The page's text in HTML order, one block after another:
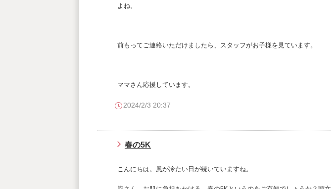
よね。
前もってご連絡いただけましたら、スタッフがお子様を見ています。
ママさん応援しています。
2024/2/3 20:37
春の5K
こんにちは。風が冷たい日が続いていますね。